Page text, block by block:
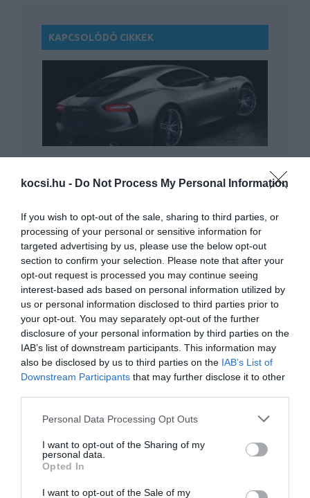
kocsi.hu - Do Not Process My Personal Information
If you wish to opt-out of the sale, sharing to third parties, or
processing of your personal or sensitive information for
targeted advertising by us, please use the below opt-out
section to confirm your selection. Please note that after your
opt-out request is processed you may continue seeing
interest-based ads based on personal information utilized by
us or personal information disclosed to third parties prior to
your opt-out. You may separately opt-out of the further
disclosure of your personal information by third parties on the
IAB’s list of downstream participants. This information may
also be disclosed by us to third parties on the IAB’s List of
Downstream Participants that may further disclose it to other
Please note that this website/app uses one or more Google
not limited to your visit or usage behaviour. You may click to
grant or deny consent to Google and its third-party tags to
use your data for below specified purposes in below Google
consent section.
Personal Data Processing Opt Outs
I want to opt-out of the Sharing of my
personal data.
Opted In
I want to opt-out of the Sale of my
KAPCSOLÓDÓ CIKKEK
Maserati
Nem zárkózik el a Volvo a kisméretű
autóktól
Rapid megy, Scala jön. Új alapokkal kezd a
Skoda az…